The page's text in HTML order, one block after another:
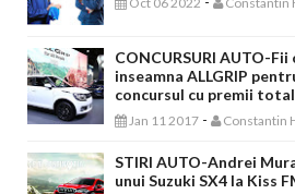
CONCURSURI AUTO-
inseamna ALLGRIP
concursul cu premii
Jan 11 2017 - Constantin
STIRI AUTO-Andrei
unui Suzuki SX4 la Kiss